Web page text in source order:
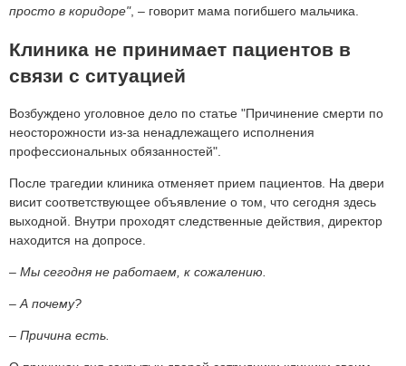
просто в коридоре", – говорит мама погибшего мальчика.
Клиника не принимает пациентов в
связи с ситуацией
Возбуждено уголовное дело по статье "Причинение смерти по
неосторожности из-за ненадлежащего исполнения
профессиональных обязанностей".
После трагедии клиника отменяет прием пациентов. На двери
висит соответствующее объявление о том, что сегодня здесь
выходной. Внутри проходят следственные действия, директор
находится на допросе.
– Мы сегодня не работаем, к сожалению.
– А почему?
– Причина есть.